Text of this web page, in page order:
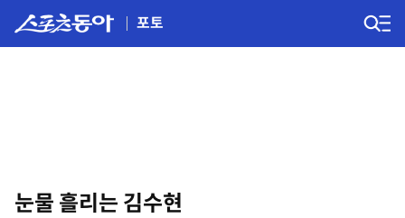
포토
눈물 흘리는 김수현